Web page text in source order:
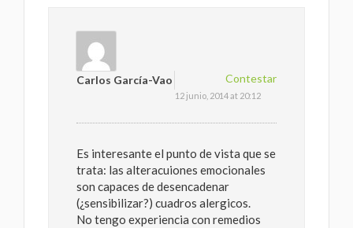
Contestar
Carlos García-Vao
12 junio, 2014 at 20:12
Es interesante el punto de vista que se
trata: las alteracuiones emocionales
son capaces de desencadenar
(¿sensibilizar?) cuadros alergicos.
No tengo experiencia con remedios